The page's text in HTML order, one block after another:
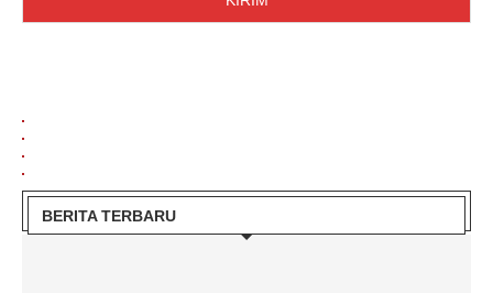
BERITA TERBARU